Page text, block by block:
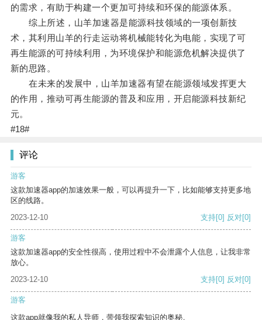
的需求，有助于构建一个更加可持续和环保的能源体系。
综上所述，山羊加速器是能源科技领域的一项创新技
术，其利用山羊的行走运动将机械能转化为电能，实现了可
再生能源的可持续利用，为环境保护和能源危机解决提供了
新的思路。
在未来的发展中，山羊加速器有望在能源领域发挥更大
的作用，推动可再生能源的普及和应用，开启能源科技新纪
元。
#18#
评论
游客
这款加速器app的加速效果一般，可以再提升一下，比如能够支持更多地
区的线路。
2023-12-10
支持[0] 反对[0]
游客
这款加速器app的安全性很高，使用过程中不会泄露个人信息，让我非常
放心。
2023-12-10
支持[0] 反对[0]
游客
这款app就像我的私人导师，带领我探索知识的奥秘。